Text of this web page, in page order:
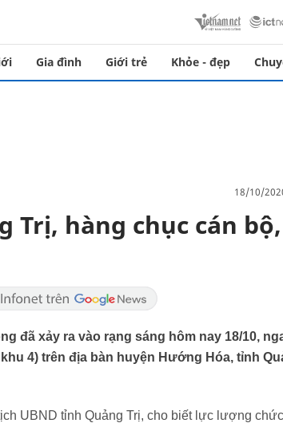
Gia đình Giới trẻ Khỏe - đẹp
18/10/
Trị, hàng chục cán
đã xảy ra vào rạng sáng hôm nay 18/10,
4) trên địa bàn huyện Hướng Hóa, tỉnh
UBND tỉnh Quảng Trị, cho biết lực lượng